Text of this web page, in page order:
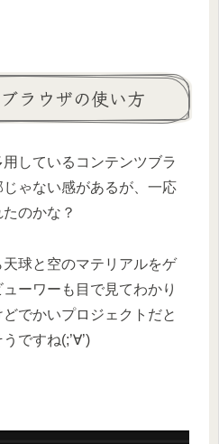
ラウザの使い方
しているコンテンツブラ
ゃない感があるが、一応
のかな？
球と空のマテリアルをゲ
ーワーも目で見てわかり
でかいプロジェクトだと
ですね(;’∀’)